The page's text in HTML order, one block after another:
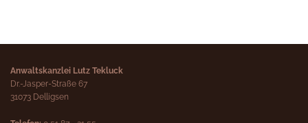
Anwaltskanzlei Lutz Tekluck
Dr.-Jasper-Straße 67
31073 Delligsen